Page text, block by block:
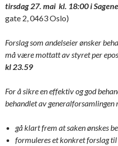
tirsdag 27. mai kl. 18:00 i
gate 2, 0463 Oslo)
Forslag som andelseier ønsker
må være mottatt av styret per
kl 23.59
For å sikre en effektiv og god
behandlet av generalforsamlingen
gå klart frem at saken ønskes
formuleres et konkret forslag